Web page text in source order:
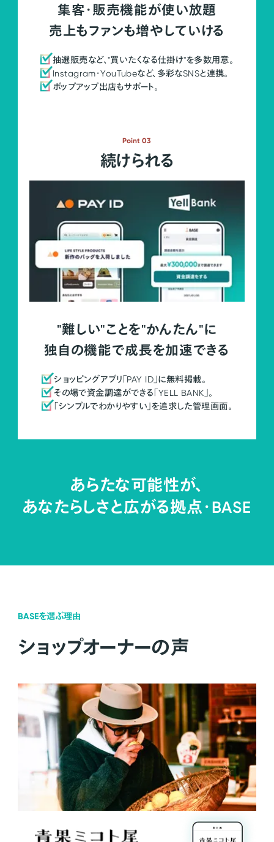
集客・販売機能が使い放題
売上もファンも増やしていける
抽選販売など、"買いたくなる仕掛け"を多数用意。
Instagram・YouTubeなど、多彩なSNSと連携。
ポップアップ出店もサポート。
Point 03
続けられる
"難しい"ことを"かんたん"に
独自の機能で成長を加速できる
ショッピングアプリ「PAY ID」に無料掲載。
その場で資金調達ができる「YELL BANK」。
「シンプルでわかりやすい」を追求した管理画面。
あらたな可能性が、
あなたらしさと広がる拠点・BASE
BASEを選ぶ理由
ショップオーナーの声